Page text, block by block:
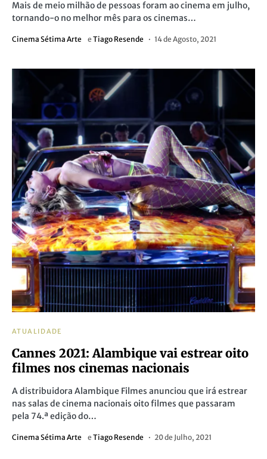
Mais de meio milhão de pessoas foram ao cinema em julho,
tornando-o no melhor mês para os cinemas…
Cinema Sétima Arte e Tiago Resende 14 de Agosto, 2021
ATUALIDADE
Cannes 2021: Alambique vai estrear oito
filmes nos cinemas nacionais
A distribuidora Alambique Filmes anunciou que irá estrear
nas salas de cinema nacionais oito filmes que passaram
pela 74.ª edição do…
Cinema Sétima Arte e Tiago Resende 20 de Julho, 2021